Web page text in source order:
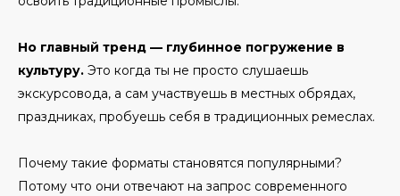
Но главный тренд — глубинное погружение в
культуру. Это когда ты не просто слушаешь
экскурсовода, а сам участвуешь в местных обрядах,
праздниках, пробуешь себя в традиционных ремеслах.
Почему такие форматы становятся популярными?
Потому что они отвечают на запрос современного